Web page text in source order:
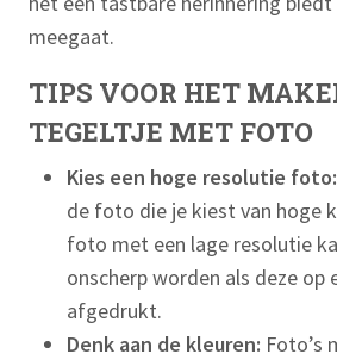
meegaat.
TIPS VOOR HET
TEGELTJE MET FOTO
Kies een hoge resolutie foto:
de foto die je kiest van hoge
foto met een lage resolutie
onscherp worden als deze
afgedrukt.
Denk aan de kleuren: Foto’s